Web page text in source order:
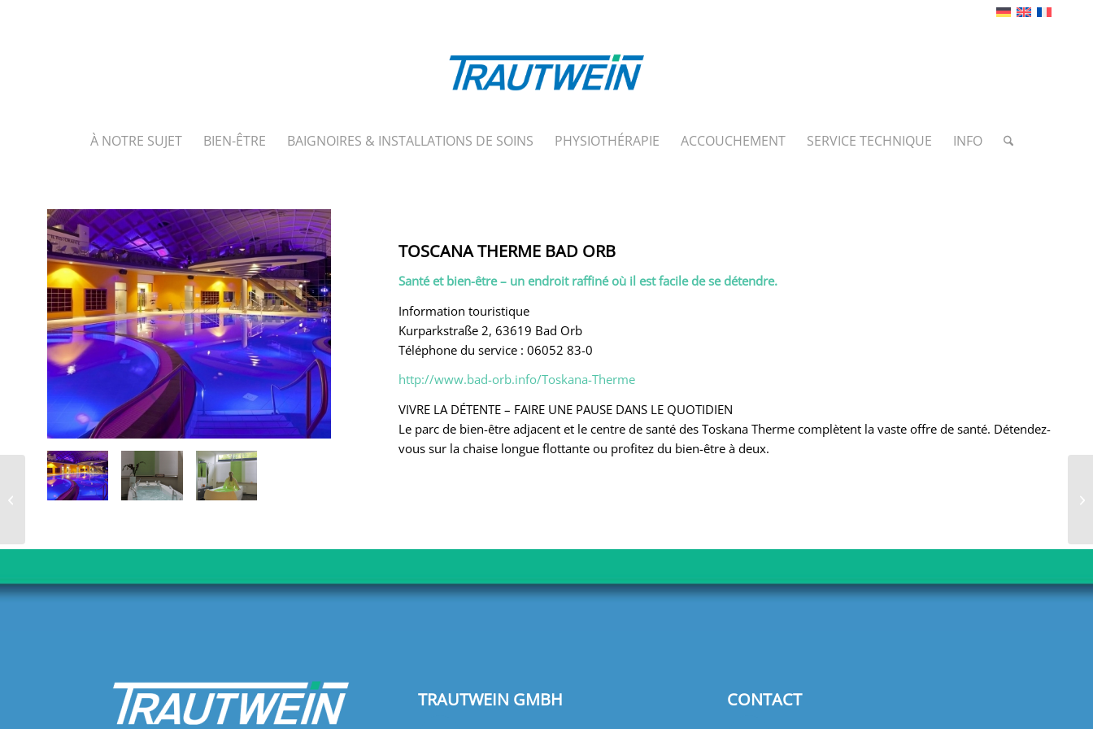
À NOTRE SUJET BIEN-ÊTRE BAIGNOIRES & INSTALLATIONS DE SOINS PHYSIOTHÉRAPIE ACCOUCHEMENT SERVICE TECHNIQUE INFO
TOSCANA THERME BAD ORB
Santé et bien-être – un endroit raffiné où il est facile de se détendre.
Information touristique
Kurparkstraße 2, 63619 Bad Orb
Téléphone du service : 06052 83-0
http://www.bad-orb.info/Toskana-Therme
VIVRE LA DÉTENTE – FAIRE UNE PAUSE DANS LE QUOTIDIEN
Le parc de bien-être adjacent et le centre de santé des Toskana Therme complètent la vaste offre de santé. Détendez-
vous sur la chaise longue flottante ou profitez du bien-être à deux.
TRAUTWEIN GMBH CONTACT
Spa Giardino Mountain